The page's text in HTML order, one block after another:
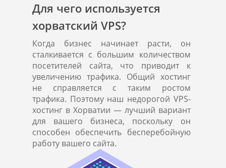
Для чего используется
хорватский VPS?
Когда бизнес начинает расти, он
сталкивается с большим количеством
посетителей сайта, что приводит к
увеличению трафика. Общий хостинг
не справляется с таким ростом
трафика. Поэтому наш недорогой VPS-
хостинг в Хорватии — лучший вариант
для вашего бизнеса, поскольку он
способен обеспечить бесперебойную
работу вашего сайта.